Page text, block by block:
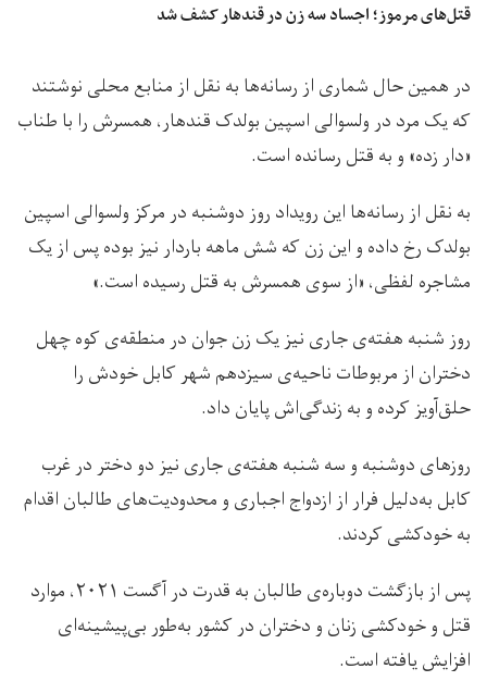
قتل‌های مرموز؛ اجساد سه زن در قندهار کشف شد
در همین حال شماری از رسانه‌ها به نقل از منابع محلی نوشتند
که یک مرد در ولسوالی اسپین بولدک قندهار، همسرش را با طناب
«دار زده» و به قتل رسانده است.
به نقل از رسانه‌ها این رویداد روز دوشنبه در مرکز ولسوالی اسپین
بولدک رخ داده و این زن که شش ماهه باردار نیز بوده پس از یک
مشاجره لفظی، «از سوی همسرش به قتل رسیده است.»
روز شنبه هفته‌ی جاری نیز یک زن جوان در منطقه‌ی کوه چهل
دختران از مربوطات ناحیه‌ی سیزدهم شهر کابل خودش را
حلق‌آویز کرده و به زندگی‌اش پایان داد.
روزهای دوشنبه و سه شنبه‌ هفته‌ی جاری نیز دو دختر در غرب
کابل به‌دلیل فرار از ازدواج اجباری و محدودیت‌های طالبان اقدام
به خودکشی کردند.
پس از بازگشت دوباره‌ی طالبان به‌ قدرت در آگست ۲۰۲۱، موارد
قتل و خودکشی زنان و دختران در کشور به‌طور بی‌پیشینه‌ای
افزایش یافته است.